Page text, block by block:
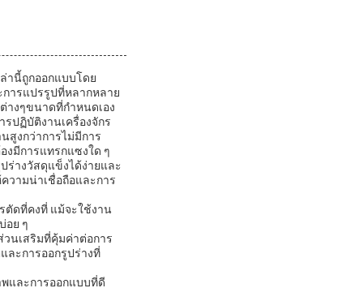
านี้ถูกออกแบบโดย
การแปรรูปที่หลากหลาย
างๆขนาดที่กําหนดเอง
รปฏิบัติงานเครื่องจักร
สูงกว่าการไม่มีการ
มีการแทรกแซงใด ๆ
ร่างวัสดุแข็งได้ง่ายและ
วามน่าเชื่อถือและการ
ตัดที่คงที่ แม้จะใช้งาน
อย ๆ
วนเสริมที่คุ้มค่าต่อการ
ละการออกรูปร่างที่
และการออกแบบที่ดี